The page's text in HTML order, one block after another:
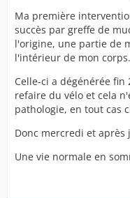
Ma première
succès par greffe de
l'origine, une partie de
l'intérieur de mon corps.
Celle-ci a dégénérée
refaire du vélo et cela
pathologie, en tout cas
Donc mercredi et après
Une vie normale en